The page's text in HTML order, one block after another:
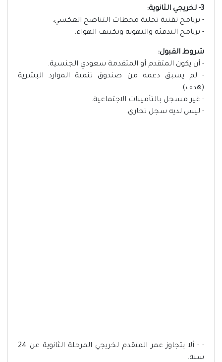
3- لخريجي الثانوية:
- برنامج تقنية تحلية محطات التناضح العكسي.
- برنامج التدفئة والتهوية وتكييف الهواء.
شروط القبول:
- أن يكون المتقدم أو المتقدمة سعودي الجنسية.
- لم يسبق دعمه من صندوق تنمية الموارد البشرية
(هدف).
- غير مسجل بالتأمينات الاجتماعية.
- ليس لديه سجل تجاري.
- - ألا يتجاوز عمر المتقدم لخريجي المرحلة الثانوية عن 24
سنة.